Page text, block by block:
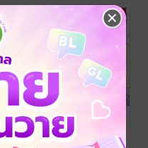
น้อง
น 10
ขอโทษทีที่มีน้อง
ชายจอมป่วน 9